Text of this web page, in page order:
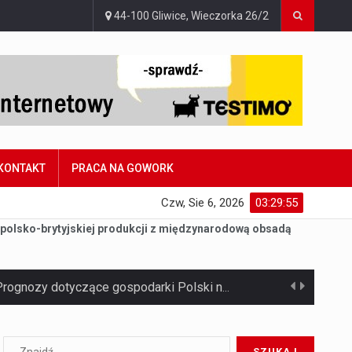
44-100 Gliwice, Wieczorka 26/2
PRACA NA GOWORK
03:29:57
Czw, Sie 6, 2026
brytyjskiej produkcji z międzynarodową obsadą